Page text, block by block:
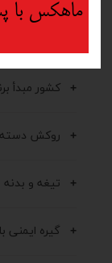
کشور مبدأ
روکش دسته
تیغه و بدنه
گیره ایمنی
ماهکس با